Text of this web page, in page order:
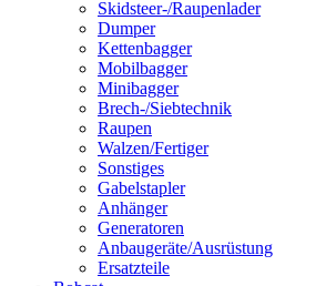
Skidsteer-/Raupenlader
Dumper
Kettenbagger
Mobilbagger
Minibagger
Brech-/Siebtechnik
Raupen
Walzen/Fertiger
Sonstiges
Gabelstapler
Anhänger
Generatoren
Anbaugeräte/Ausrüstung
Ersatzteile